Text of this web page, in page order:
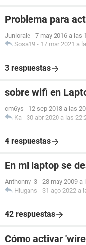
Problema para
Juniorale - 7 may 2016 a las
Sosa19 - 17 mar 2021 a
3 respuestas
sobre wifi en
cm6ys - 12 sep 2018 a las
Ka - 30 abr 2020 a las
4 respuestas
En mi laptop se
Anthonny_3 - 28 may 2009 a
Hiugans - 31 ago 2022 a
42 respuestas
Cómo activar